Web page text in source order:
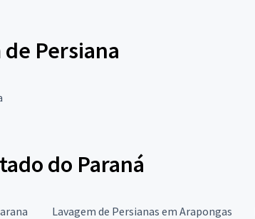
Persiana
do Paraná
Lavagem de Persianas em Arapongas